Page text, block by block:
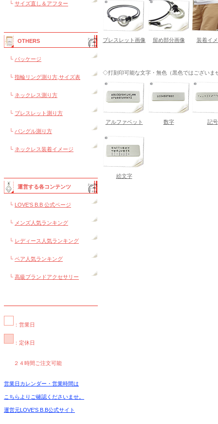
└ サイズ直し＆アフター
OTHERS
└ パッケージ
└ 指輪リング測り方,サイズ表
└ ネックレス測り方
└ ブレスレット測り方
└ バングル測り方
└ ネックレス装着イメージ
運営する各コンテンツ
└ LOVE'S B.B 公式ページ
└ メンズ人気ランキング
└ レディース人気ランキング
└ ペア人気ランキング
└ 高級ブランドアクセサリー
：営業日
：定休日
２４時間ご注文可能
営業日カレンダー・営業時間は
こちらよりご確認くださいませ。
運営元LOVE'S B.B公式サイト
ブレスレット画像 留め部分画像 装着イ
◇打刻印可能な文字・無色（黒色ではございま
アルファベット 数字 記号
絵文字